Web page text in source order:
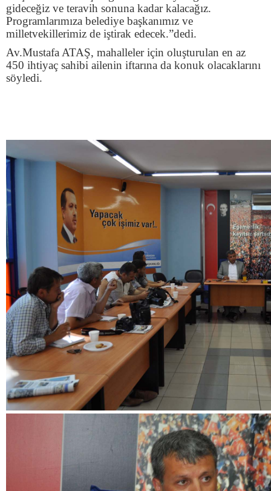
gideceğiz ve teravih sonuna kadar kalacağız.
Programlarımıza belediye başkanımız ve
milletvekillerimiz de iştirak edecek.”dedi.
Av.Mustafa ATAŞ, mahalleler için oluşturulan en az
450 ihtiyaç sahibi ailenin iftarına da konuk olacaklarını
söyledi.